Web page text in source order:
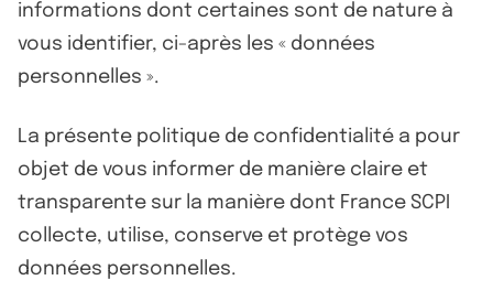
informations dont certaines sont de nature à
vous identifier, ci-après les « données
personnelles ».
La présente politique de confidentialité a pour
objet de vous informer de manière claire et
transparente sur la manière dont France SCPI
collecte, utilise, conserve et protège vos
données personnelles.